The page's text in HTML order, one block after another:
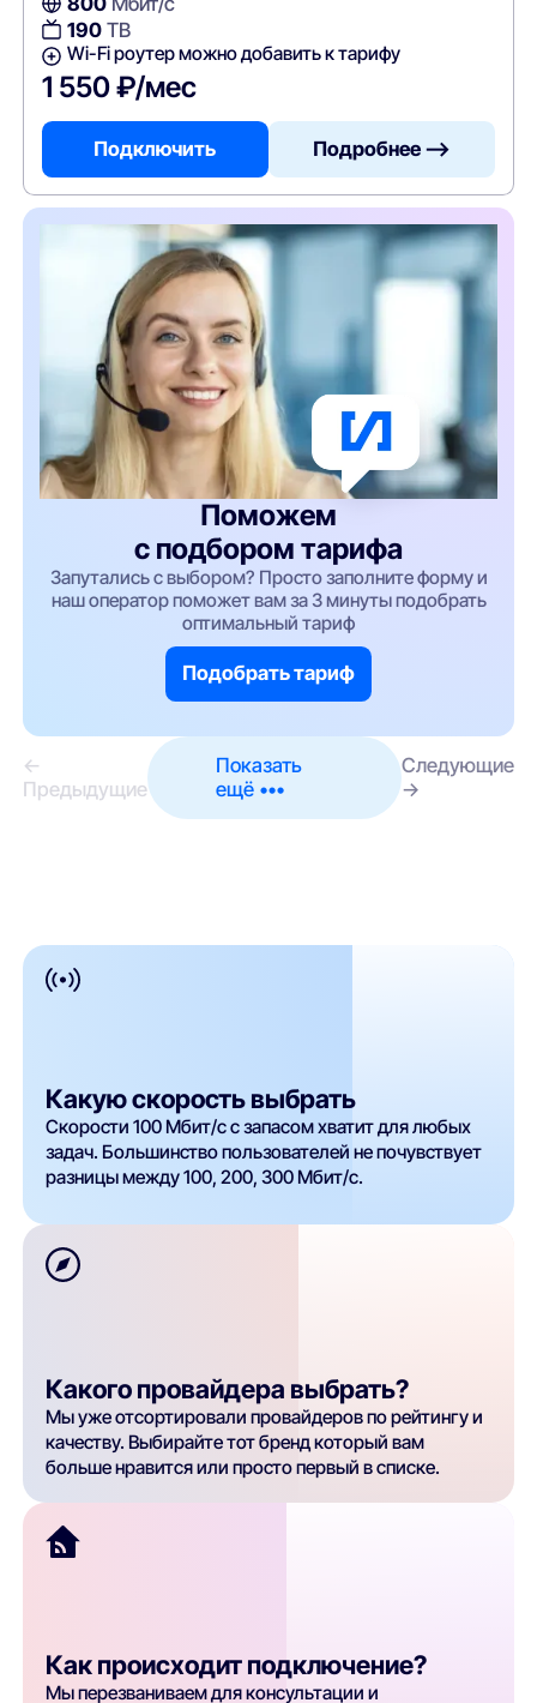
190ТВ
Wi-Fi роутер можно добавить к тарифу
1 550 ₽/мес
Подключить Подробнее —>
Поможем
с подбором тарифа
Запутались с выбором? Просто заполните форму и
наш оператор поможет вам за 3 минуты подобрать
оптимальный тариф
Подобрать тариф
←
Предыдущие
Показать
ещё •••
Следующие
→
Какую скорость выбрать
Скорости 100 Мбит/с с запасом хватит для любых
задач. Большинство пользователей не почувствует
разницы между 100, 200, 300 Мбит/с.
Какого провайдера выбрать?
Мы уже отсортировали провайдеров по рейтингу и
качеству. Выбирайте тот бренд который вам
больше нравится или просто первый в списке.
Как происходит подключение?
Мы перезваниваем для консультации и